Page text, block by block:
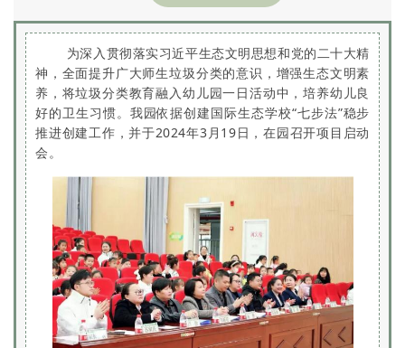
为深入贯彻落实习近平生态文明思想和党的二十大精
神，全面提升广大师生垃圾分类的意识，增强生态文明素
养，将垃圾分类教育融入幼儿园一日活动中，培养幼儿良
好的卫生习惯。 我园依据创建国际生态学校“七步法”稳步
推进创建工作，并于2024年3月19日，在园召开项目启动
会。